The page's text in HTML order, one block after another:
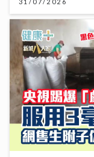
31/07/2026